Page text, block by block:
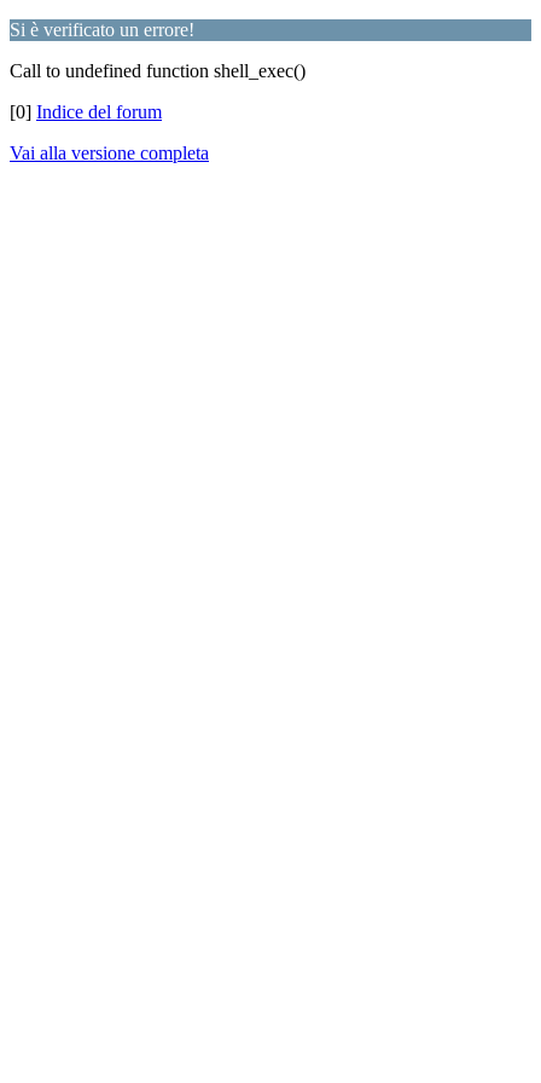
Si è verificato un errore!
Call to undefined function shell_exec()
[0] Indice del forum
Vai alla versione completa